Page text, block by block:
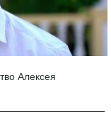
Алексея